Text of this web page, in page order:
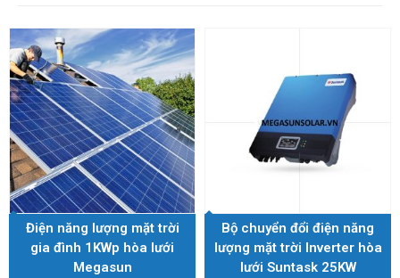
Điện năng lượng mặt trời
gia đình 1KWp hòa lưới
Megasun
Bộ chuyển đổi điện năng
lượng mặt trời Inverter hòa
lưới Suntask 25KW